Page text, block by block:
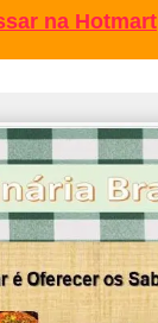
na Hotmart